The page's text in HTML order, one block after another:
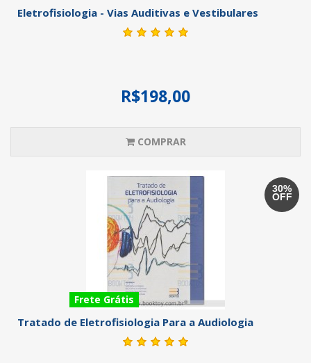
Eletrofisiologia - Vias Auditivas e Vestibulares
R$198,00
COMPRAR
30%
OFF
Frete Grátis
Tratado de Eletrofisiologia Para a Audiologia